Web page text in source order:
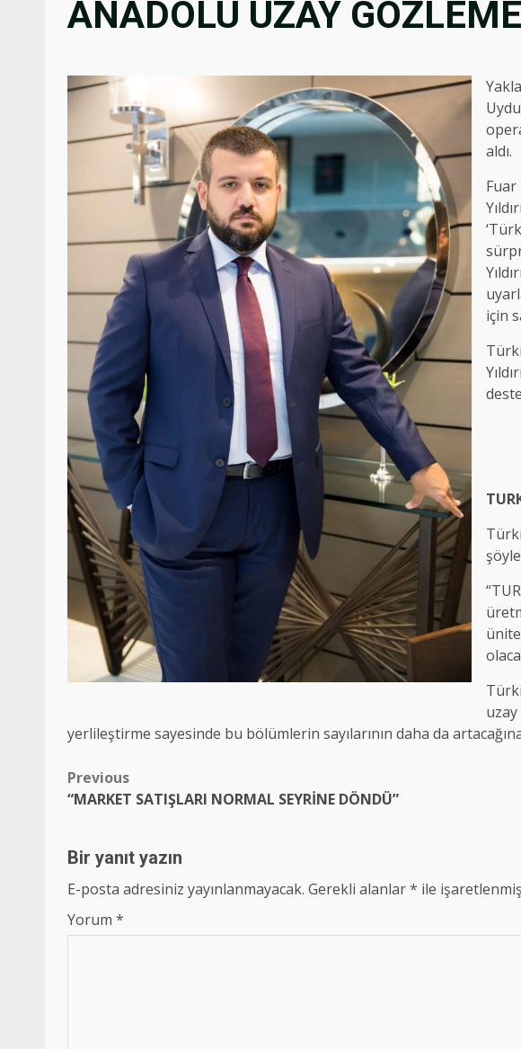
ANADOLU UZAY
aldı.
Fuar
için
yerlileştirme sayesinde bu bölümlerin sayılarının daha da artacağına
Post
navigation
Previous
“MARKET SATIŞLARI NORMAL SEYRİNE DÖNDÜ”
Bir yanıt yazın
E-posta adresiniz yayınlanmayacak. Gerekli alanlar* ile
Yorum *